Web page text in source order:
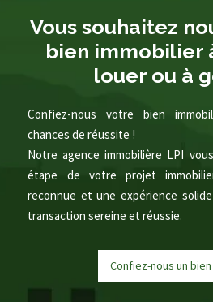
Vous souhaitez
bien immobilier
louer ou à
Confiez-nous votre bien
chances de réussite !
Notre agence immobilière LPI
étape de votre projet
reconnue et une expérience
transaction sereine et réussie.
Confiez-nous un